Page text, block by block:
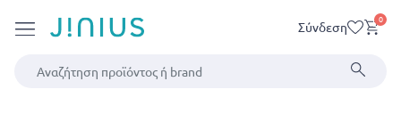
Σύνδεση 0